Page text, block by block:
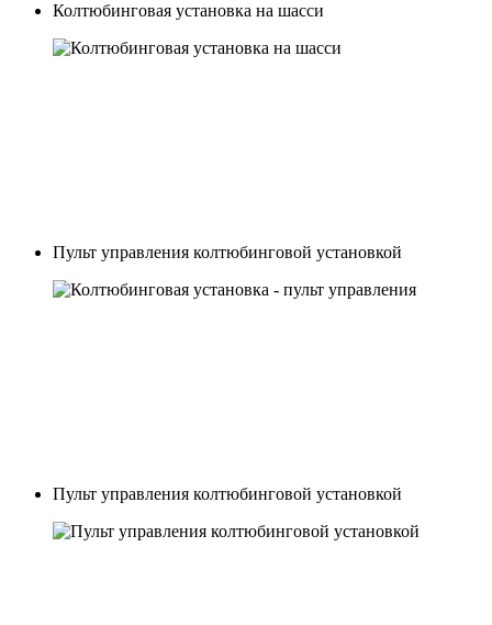
Колтюбинговая установка на шасси
Пульт управления колтюбинговой установкой
Пульт управления колтюбинговой установкой